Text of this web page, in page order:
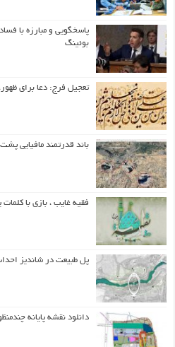
پاسخگویی و مبارزه با
بوئینگ
تعجیل فرج: دعا برای
باند قدرتمند مافیایی
فقیه غایب ، بازی با
پل طبیعت در شاندیز
دانلود نقشه پایانه